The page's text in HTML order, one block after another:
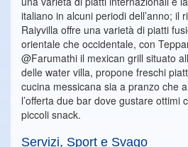
italiano in alcuni periodi dell’anno; il
Raiyvilla offre una varietà di piatti
orientale che occidentale, con
@Farumathi il mexican grill situato
delle water villa, propone freschi
cucina messicana sia a pranzo che
l’offerta due bar dove gustare ottimi
piccoli snack.
Servizi, Sport e Svago